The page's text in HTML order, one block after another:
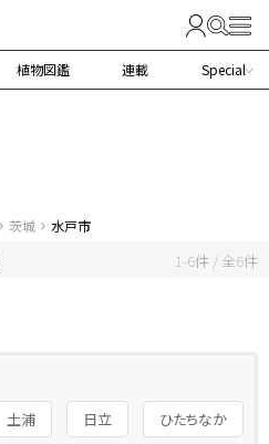
植物図鑑 連載 Special
茨城
水戸市
1-6件 / 全6件
土浦 日立
ひたちなか